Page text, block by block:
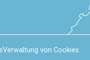
Verwaltung von Cookies